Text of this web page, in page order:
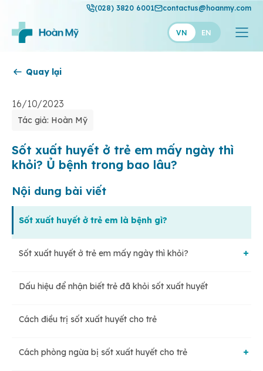
(028) 3820 6001 contactus@hoanmy.com
VN EN
Thuận Mỹ
Quay lại
16/10/2023
Tác giả: Hoàn Mỹ
Sốt xuất huyết ở trẻ em mấy ngày thì
khỏi? Ủ bệnh trong bao lâu?
Nội dung bài viết
Sốt xuất huyết ở trẻ em là bệnh gì?
Sốt xuất huyết ở trẻ em mấy ngày thì khỏi?
Thời gian ủ bệnh sốt xuất huyết ở trẻ em
Dấu hiệu để nhận biết trẻ đã khỏi sốt xuất huyết
Cách điều trị sốt xuất huyết cho trẻ
Cách phòng ngừa bị sốt xuất huyết cho trẻ